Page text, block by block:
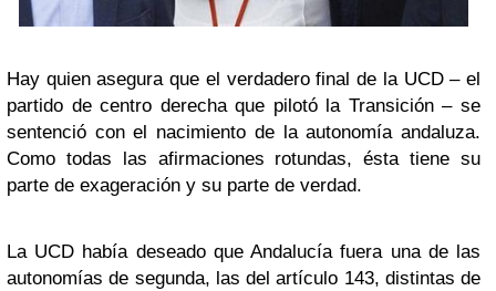
Hay quien asegura que el verdadero final de la UCD – el
partido de centro derecha que pilotó la Transición – se
sentenció con el nacimiento de la autonomía andaluza.
Como todas las afirmaciones rotundas, ésta tiene su
parte de exageración y su parte de verdad.
La UCD había deseado que Andalucía fuera una de las
autonomías de segunda, las del artículo 143, distintas de